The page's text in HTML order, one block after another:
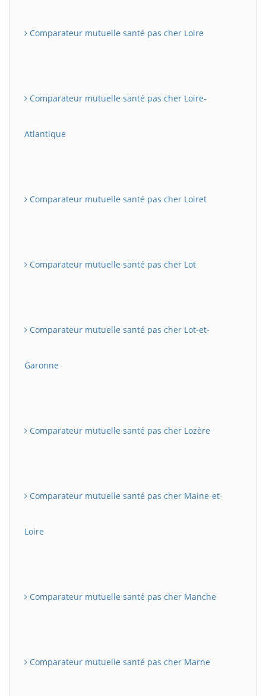
Comparateur mutuelle santé pas cher Loire
Comparateur mutuelle santé pas cher Loire-
Atlantique
Comparateur mutuelle santé pas cher Loiret
Comparateur mutuelle santé pas cher Lot
Comparateur mutuelle santé pas cher Lot-et-
Garonne
Comparateur mutuelle santé pas cher Lozère
Comparateur mutuelle santé pas cher Maine-et-
Loire
Comparateur mutuelle santé pas cher Manche
Comparateur mutuelle santé pas cher Marne